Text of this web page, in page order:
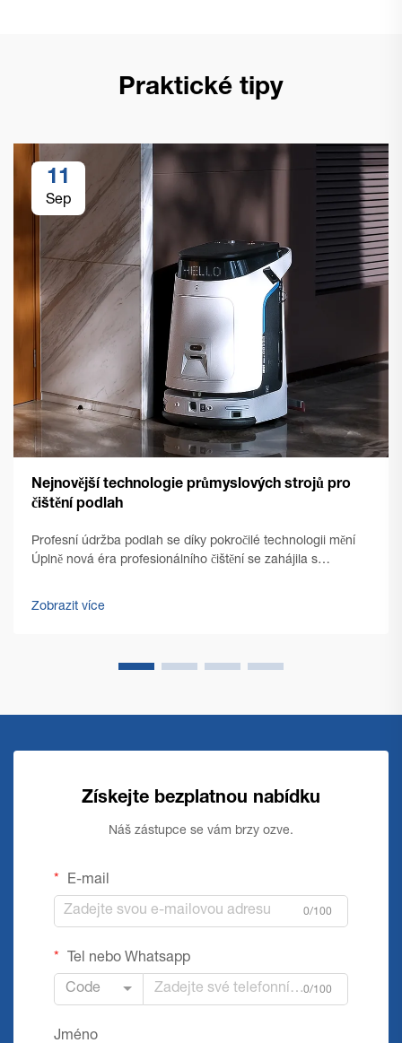
Praktické tipy
11
Sep
Nejnovější technologie průmyslových strojů pro
čištění podlah
Profesní údržba podlah se díky pokročilé technologii mění
Úplně nová éra profesionálního čištění se zahájila s
komerčním prostředí. Řízení zařízení se od té doby
Zobrazit více
Získejte bezplatnou nabídku
Náš zástupce se vám brzy ozve.
E-mail
0/100
Tel nebo Whatsapp
Code 0/100
Jméno